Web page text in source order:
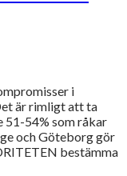
i
är rimligt att ta
51-54% som råkar
och Göteborg gör
bestämma